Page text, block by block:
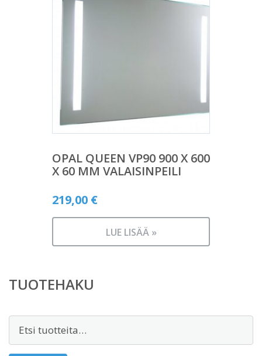
OPAL QUEEN VP90 900 X 600
X 60 MM VALAISINPEILI
219,00 €
LUE LISÄÄ »
TUOTEHAKU
Etsi: